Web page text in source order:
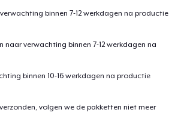
binnen 7-12 werkdagen na productie
naar verwachting binnen 7-12 werkdagen na
binnen 10-16 werkdagen na productie
volgen we de pakketten niet meer